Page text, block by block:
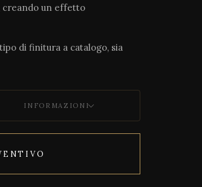
creando un effetto
di finitura a catalogo, sia
INFORMAZIONI